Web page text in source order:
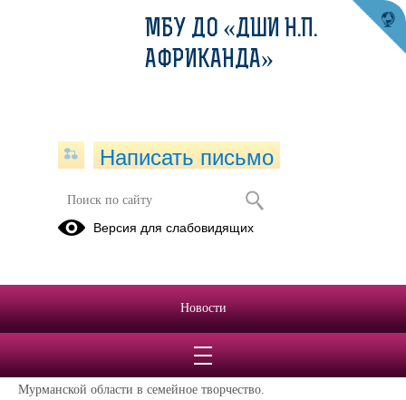
Семейный фестиваль
"АФРИКАНДА-ФЕСТ. ПРАЗДНИК
Проект «Семейный фестиваль «АФРИКАНДА-ФЕСТ. ПРАЗДНИК
УРОЖАЯ» направлен на популяризацию народной русской
Мурманской области в семейное творчество.
МБУ ДО «ДШИ Н.П.
АФРИКАНДА»
Написать письмо
Версия для слабовидящих
Новости